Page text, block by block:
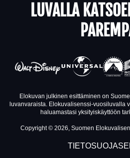
LUVALLA
Elokuvan julkinen esittäminen on
luvanvaraista. Elokuvalisenssi-vuosiluvalla
haluamastasi yksityiskäyttöön
Copyright © 2026, Suomen